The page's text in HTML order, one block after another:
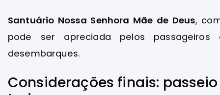
Santuário Nossa Senhora Mãe de Deus,
pode ser apreciada pelos
desembarques.
Considerações finais: